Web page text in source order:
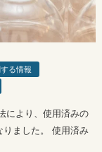
る情報
により、使用済みの
りました。 使用済み